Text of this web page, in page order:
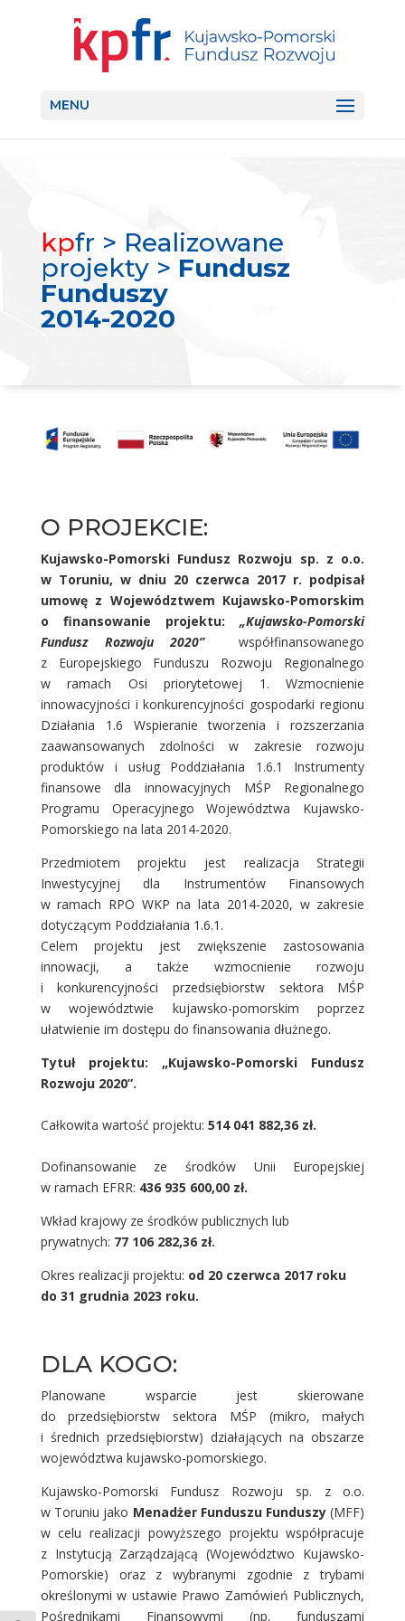
MENU
kpfr > Realizowane
projekty > Fundusz
Funduszy
2014-2020
O PROJEKCIE:
Kujawsko-Pomorski Fundusz Rozwoju sp. z o.o.
w Toruniu, w dniu20 czerwca 2017 r. podpisał
umowę z Województwem Kujawsko-Pomorskim
o finansowanie projektu:„Kujawsko-Pomorski
Fundusz Rozwoju 2020”współfinansowanego
z Europejskiego Funduszu Rozwoju Regionalnego
w ramach Osi priorytetowej 1. Wzmocnienie
innowacyjności i konkurencyjności gospodarki regionu
Działania 1.6 Wspieranie tworzenia i rozszerzania
zaawansowanych zdolności w zakresie rozwoju
produktów i usług Poddziałania 1.6.1 Instrumenty
finansowe dla innowacyjnych MŚP Regionalnego
Programu Operacyjnego Województwa Kujawsko-
Pomorskiego na lata 2014-2020.
Przedmiotem projektu jest realizacja Strategii
Inwestycyjnej dla Instrumentów Finansowych
w ramach RPO WKP na lata 2014-2020, w zakresie
dotyczącym Poddziałania 1.6.1.
Celem projektu jest zwiększenie zastosowania
innowacji, a także wzmocnienie rozwoju
i konkurencyjności przedsiębiorstw sektora MŚP
w województwie kujawsko-pomorskim poprzez
ułatwienie im dostępu do finansowania dłużnego.
Tytuł projektu:
„Kujawsko-Pomorski Fundusz
Rozwoju 2020”.
Całkowita wartość projektu: 514 041 882,36 zł.
Dofinansowanie ze środków Unii Europejskiej
w ramach EFRR: 436 935 600,00 zł.
Wkład krajowy ze środków publicznych lub
prywatnych: 77 106 282,36 zł.
Okres realizacji projektu: od 20 czerwca 2017 roku
do 31 grudnia 2023 roku.
DLA KOGO:
Planowane wsparcie jest skierowane
do przedsiębiorstw sektora MŚP (mikro, małych
i średnich przedsiębiorstw) działających na obszarze
województwa kujawsko-pomorskiego.
Kujawsko-Pomorski Fundusz Rozwoju sp. z o.o.
w Toruniu jako Menadżer Funduszu Funduszy(MFF)
w celu realizacji powyższego projektu współpracuje
z Instytucją Zarządzającą (Województwo Kujawsko-
Pomorskie) oraz z wybranymi zgodnie z trybami
określonymi w ustawie Prawo Zamówień Publicznych,
Pośrednikami Finansowymi (np. funduszami